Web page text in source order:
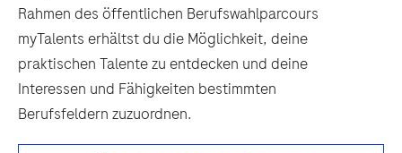
Rahmen des öffentlichen Berufswahlparcours
myTalents erhältst du die Möglichkeit, deine
praktischen Talente zu entdecken und deine
Interessen und Fähigkeiten bestimmten
Berufsfeldern zuzuordnen.